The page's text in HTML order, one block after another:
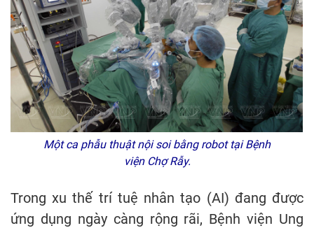
Một ca phẫu thuật nội soi bằng robot tại Bệnh
viện Chợ Rẫy.
Trong xu thế trí tuệ nhân tạo (AI) đang được
ứng dụng ngày càng rộng rãi, Bệnh viện Ung